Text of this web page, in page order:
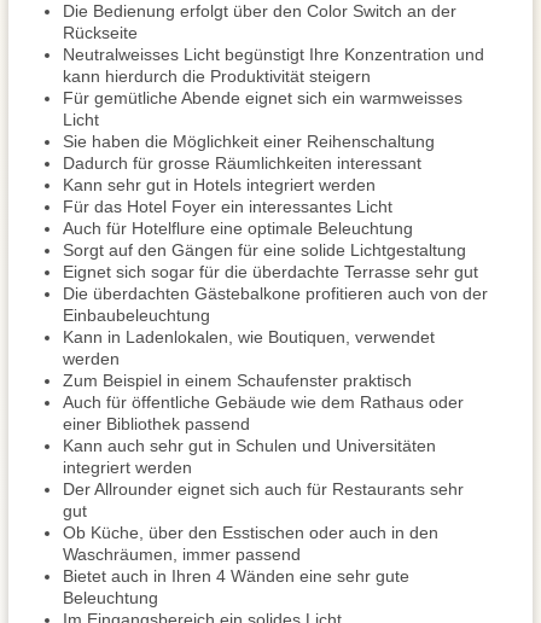
Die Bedienung erfolgt über den Color Switch an der
Rückseite
Neutralweisses Licht begünstigt Ihre Konzentration und
kann hierdurch die Produktivität steigern
Für gemütliche Abende eignet sich ein warmweisses
Licht
Sie haben die Möglichkeit einer Reihenschaltung
Dadurch für grosse Räumlichkeiten interessant
Kann sehr gut in Hotels integriert werden
Für das Hotel Foyer ein interessantes Licht
Auch für Hotelflure eine optimale Beleuchtung
Sorgt auf den Gängen für eine solide Lichtgestaltung
Eignet sich sogar für die überdachte Terrasse sehr gut
Die überdachten Gästebalkone profitieren auch von der
Einbaubeleuchtung
Kann in Ladenlokalen, wie Boutiquen, verwendet
werden
Zum Beispiel in einem Schaufenster praktisch
Auch für öffentliche Gebäude wie dem Rathaus oder
einer Bibliothek passend
Kann auch sehr gut in Schulen und Universitäten
integriert werden
Der Allrounder eignet sich auch für Restaurants sehr
gut
Ob Küche, über den Esstischen oder auch in den
Waschräumen, immer passend
Bietet auch in Ihren 4 Wänden eine sehr gute
Beleuchtung